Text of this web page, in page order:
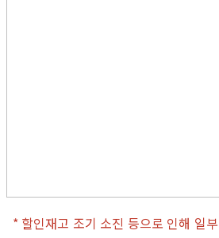
* 할인재고 조기 소진 등으로 인해 일